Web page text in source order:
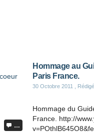
…
Hommage au
Paris France.
30 Octobre 2011 ,
Hommage du
France. http://